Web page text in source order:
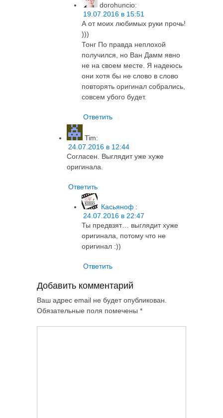
dorohuncio:
19.07.2016 в 15:51
А от моих любимых руки прочь!
)))
Тонг По правда неплохой
получился, но Ван Дамм явно
не на своем месте. Я надеюсь
они хотя бы не слово в слово
повторять оригинал собрались,
совсем убого будет.
Ответить
Tim:
24.07.2016 в 12:44
Согласен. Выглядит уже хуже
оригинала.
Ответить
Касьяноф :
24.07.2016 в 22:47
Ты предвзят… выглядит хуже
оригинала, потому что не
оригинал :))
Ответить
Добавить комментарий
Ваш адрес email не будет опубликован.
Обязательные поля помечены *